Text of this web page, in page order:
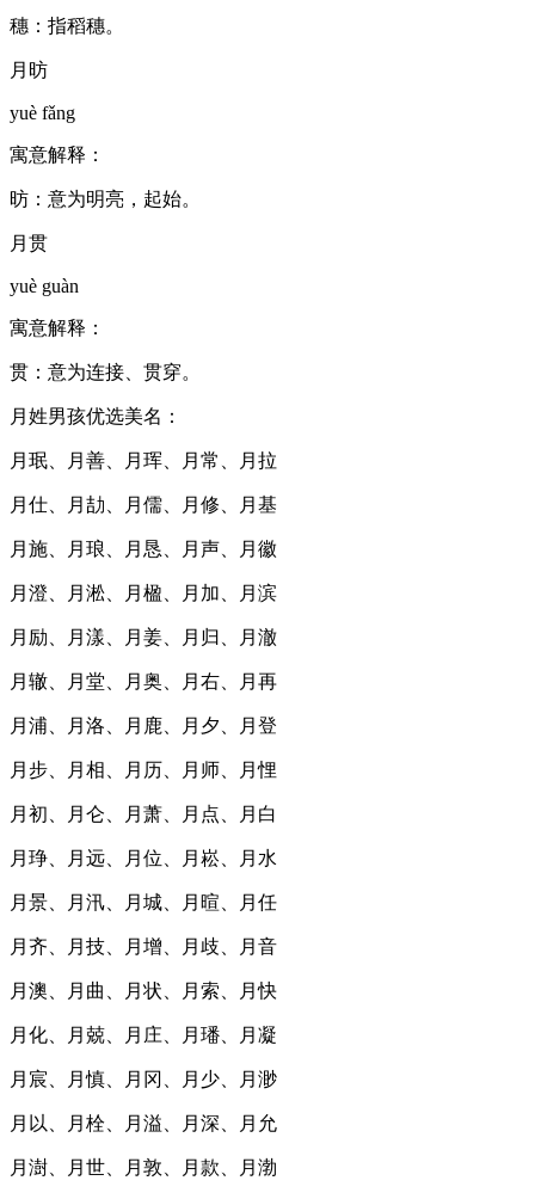
穗：指稻穗。
月昉
yuè fǎng
寓意解释：
昉：意为明亮，起始。
月贯
yuè guàn
寓意解释：
贯：意为连接、贯穿。
月姓男孩优选美名：
月珉、月善、月珲、月常、月拉
月仕、月劼、月儒、月修、月基
月施、月琅、月恳、月声、月徽
月澄、月淞、月楹、月加、月滨
月励、月漾、月姜、月归、月澈
月辙、月堂、月奥、月右、月再
月浦、月洛、月鹿、月夕、月登
月步、月相、月历、月师、月悝
月初、月仑、月萧、月点、月白
月琤、月远、月位、月崧、月水
月景、月汛、月城、月暄、月任
月齐、月技、月增、月歧、月音
月澳、月曲、月状、月索、月快
月化、月兢、月庄、月璠、月凝
月宸、月慎、月冈、月少、月渺
月以、月栓、月溢、月深、月允
月澍、月世、月敦、月款、月渤